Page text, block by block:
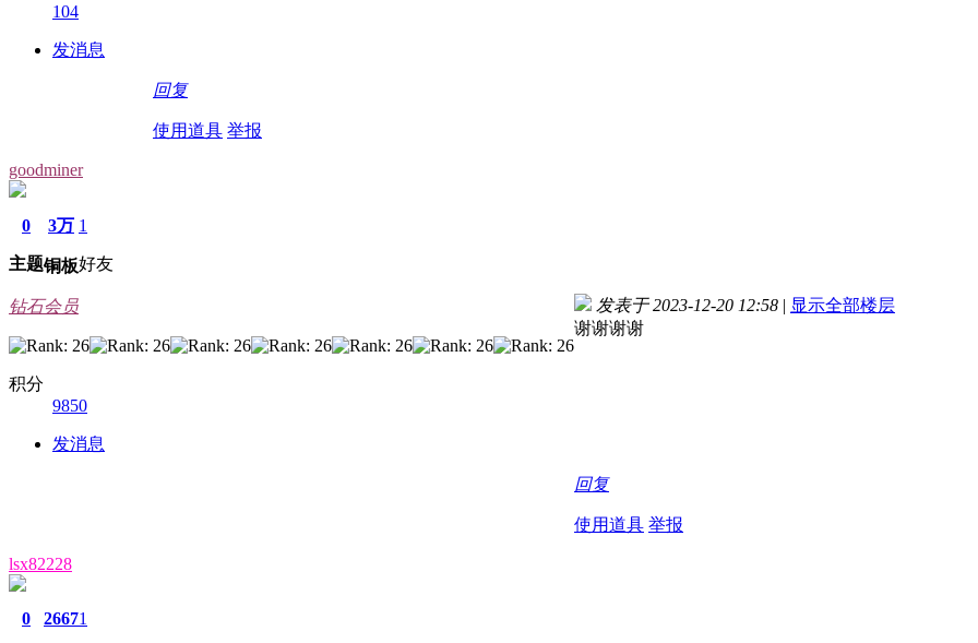
104
发消息
回复
使用道具 举报
goodminer
0
主题
3万
铜板
1
好友
钻石会员
积分
9850
发消息
发表于 2023-12-20 12:58 | 显示全部楼层
谢谢谢谢
回复
使用道具 举报
lsx82228
0 26671